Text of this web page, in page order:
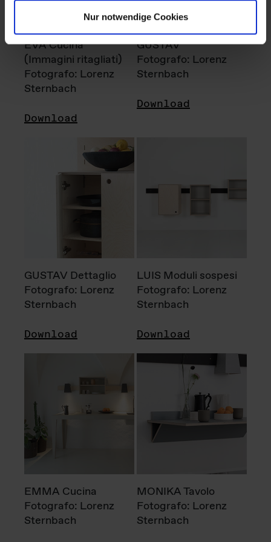
Nur notwendige Cookies
EVA Cucina
(Immagini ritagliati)
Fotografo: Lorenz
Sternbach
Download
GUSTAV
Fotografo: Lorenz
Sternbach
Download
GUSTAV Dettaglio
Fotografo: Lorenz
Sternbach
Download
LUIS Moduli sospesi
Fotografo: Lorenz
Sternbach
Download
EMMA Cucina
Fotografo: Lorenz
Sternbach
MONIKA Tavolo
Fotografo: Lorenz
Sternbach